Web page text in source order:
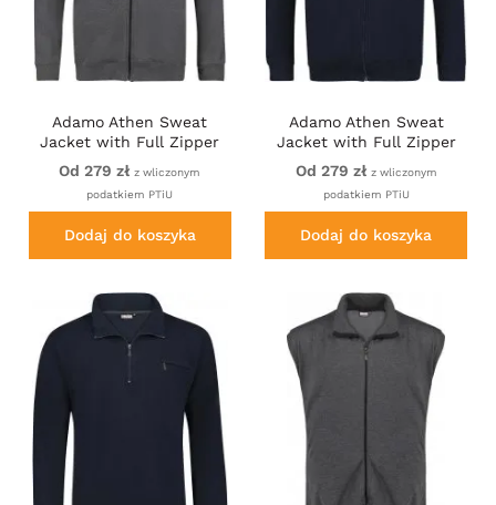
Adamo Athen Sweat
Jacket with Full Zipper
Charcoal
Od 279 zł z wliczonym
podatkiem PTiU
Dodaj do koszyka
Adamo Athen Sweat
Jacket with Full Zipper
Navy
Od 279 zł z wliczonym
podatkiem PTiU
Dodaj do koszyka